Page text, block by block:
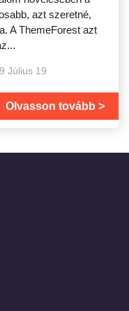
azt szeretné,
A ThemeForest azt
Július 19
Olvasson tovább